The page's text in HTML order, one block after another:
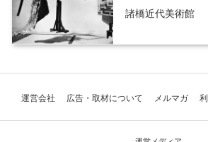
諸橋近代美術館
運営会社 広告・取材について メルマガ